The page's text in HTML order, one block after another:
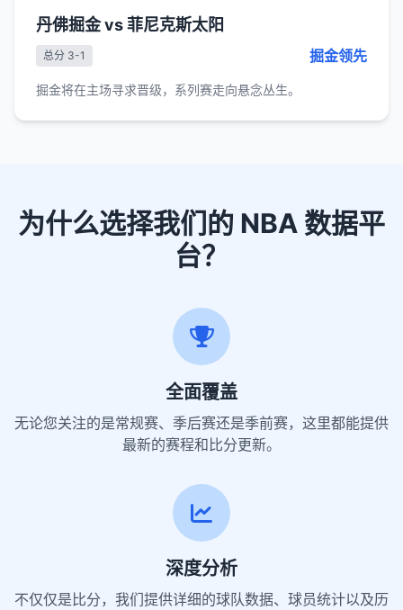
丹佛掘金 vs 菲尼克斯太阳
总分 3-1 掘金领先
掘金将在主场寻求晋级，系列赛走向悬念丛生。
为什么选择我们的 NBA 数据平
台？
全面覆盖
无论您关注的是常规赛、季后赛还是季前赛，这里都能提供
最新的赛程和比分更新。
深度分析
不仅仅是比分，我们提供详细的球队数据、球员统计以及历